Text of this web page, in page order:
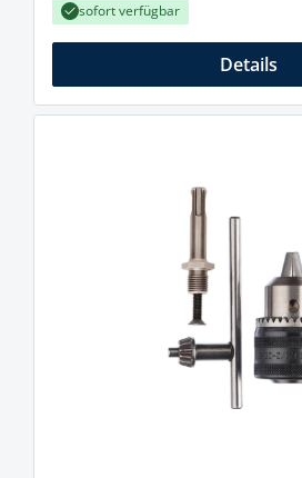
sofort verfügbar
Details